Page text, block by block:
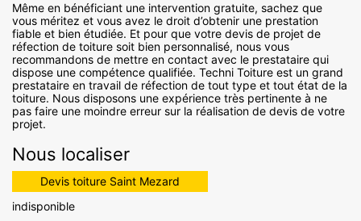
Même en bénéficiant une intervention gratuite, sachez que
vous méritez et vous avez le droit d’obtenir une prestation
fiable et bien étudiée. Et pour que votre devis de projet de
réfection de toiture soit bien personnalisé, nous vous
recommandons de mettre en contact avec le prestataire qui
dispose une compétence qualifiée. Techni Toiture est un grand
prestataire en travail de réfection de tout type et tout état de la
toiture. Nous disposons une expérience très pertinente à ne
pas faire une moindre erreur sur la réalisation de devis de votre
projet.
Nous localiser
Devis toiture Saint Mezard
indisponible